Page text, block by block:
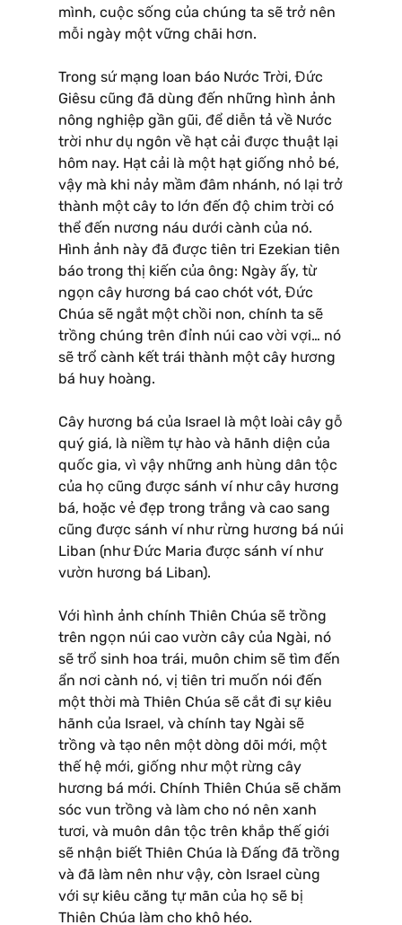
mình, cuộc sống của chúng ta sẽ trở nên
mỗi ngày một vững chãi hơn.
Trong sứ mạng loan báo Nước Trời, Đức
Giêsu cũng đã dùng đến những hình ảnh
nông nghiệp gần gũi, để diễn tả về Nước
trời như dụ ngôn về hạt cải được thuật lại
hôm nay. Hạt cải là một hạt giống nhỏ bé,
vậy mà khi nảy mầm đâm nhánh, nó lại trở
thành một cây to lớn đến độ chim trời có
thể đến nương náu dưới cành của nó.
Hình ảnh này đã được tiên tri Ezekian tiên
báo trong thị kiến của ông: Ngày ấy, từ
ngọn cây hương bá cao chót vót, Đức
Chúa sẽ ngắt một chồi non, chính ta sẽ
trồng chúng trên đỉnh núi cao vời vợi… nó
sẽ trổ cành kết trái thành một cây hương
bá huy hoàng.
Cây hương bá của Israel là một loài cây gỗ
quý giá, là niềm tự hào và hãnh diện của
quốc gia, vì vậy những anh hùng dân tộc
của họ cũng được sánh ví như cây hương
bá, hoặc vẻ đẹp trong trắng và cao sang
cũng được sánh ví như rừng hương bá núi
Liban (như Đức Maria được sánh ví như
vườn hương bá Liban).
Với hình ảnh chính Thiên Chúa sẽ trồng
trên ngọn núi cao vườn cây của Ngài, nó
sẽ trổ sinh hoa trái, muôn chim sẽ tìm đến
ẩn nơi cành nó, vị tiên tri muốn nói đến
một thời mà Thiên Chúa sẽ cắt đi sự kiêu
hãnh của Israel, và chính tay Ngài sẽ
trồng và tạo nên một dòng dõi mới, một
thế hệ mới, giống như một rừng cây
hương bá mới. Chính Thiên Chúa sẽ chăm
sóc vun trồng và làm cho nó nên xanh
tươi, và muôn dân tộc trên khắp thế giới
sẽ nhận biết Thiên Chúa là Đấng đã trồng
và đã làm nên như vậy, còn Israel cùng
với sự kiêu căng tự mãn của họ sẽ bị
Thiên Chúa làm cho khô héo.